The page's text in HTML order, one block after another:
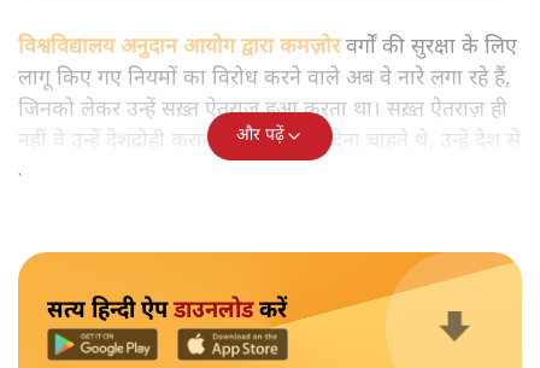
मुकेश कुमार